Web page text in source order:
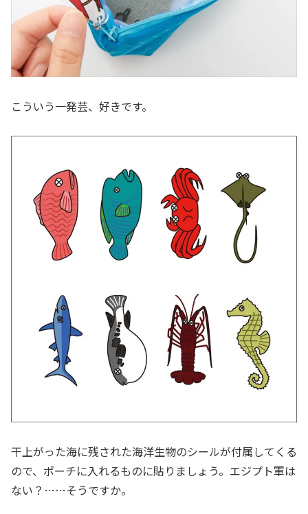
こういう一発芸、好きです。
干上がった海に残された海洋生物のシールが付属してくる
ので、ポーチに入れるものに貼りましょう。エジプト軍は
ない？……そうですか。